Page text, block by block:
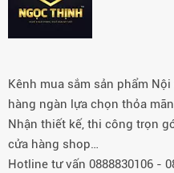
Kênh mua sắm sản phẩm
hàng ngàn lựa chọn thỏa
Nhận thiết kế, thi công trọn
cửa hàng shop…
Hotline tư vấn 0888830106 -